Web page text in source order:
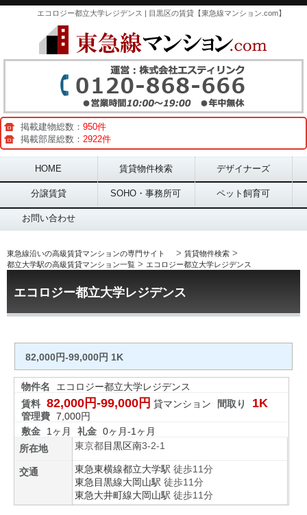
エコロジー都立大学レジデンス | 目黒区の賃貸【東急線マンション.com】
掲載建物総数： 950件
掲載部屋総数： 2922件
Main menu
HOME 賃貸物件検索 デザイナーズ
分譲賃貸 SOHO・事務所可 ペット飼育可
お問い合わせ
東急線沿いの高級賃貸マンションの専門サイト > 賃貸物件検索 >
都立大学駅の高級賃貸マンション一覧 > エコロジー都立大学レジデンス
エコロジー都立大学レジデンス
82,000円-99,000円 1K
物件名
エコロジー都立大学レジデンス
賃料 82,000円-99,000円 貸マンション 間取り 1K
管理費 7,000円
敷金
1ヶ月 礼金 0ヶ月-1ヶ月
所在地
東京都目黒区南3-2-1
交通 東急東横線都立大学駅 徒歩11分
東急目黒線大岡山駅 徒歩11分
東急大井町線大岡山駅 徒歩11分